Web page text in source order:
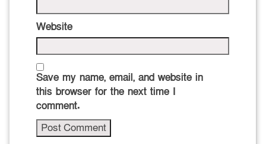
Website
Save my name, email, and website in
this browser for the next time I
comment.